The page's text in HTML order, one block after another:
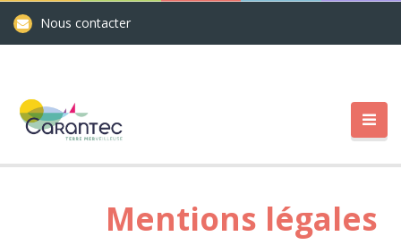
Nous contacter
Mentions légales